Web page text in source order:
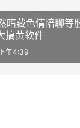
暗藏色情陪聊
搞黄软件
午4:39